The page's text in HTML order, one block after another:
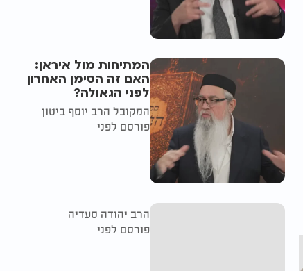
המתיחות מול איראן:
האם זה הסימן האחרון
לפני הגאולה?
המקובל הרב יוסף ביטון
פורסם לפני
הרב יהודה סעדיה
פורסם לפני